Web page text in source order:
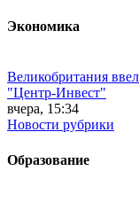
Экономика
Великобритания
"Центр-Инвест"
вчера, 15:34
Новости рубрики
Образование